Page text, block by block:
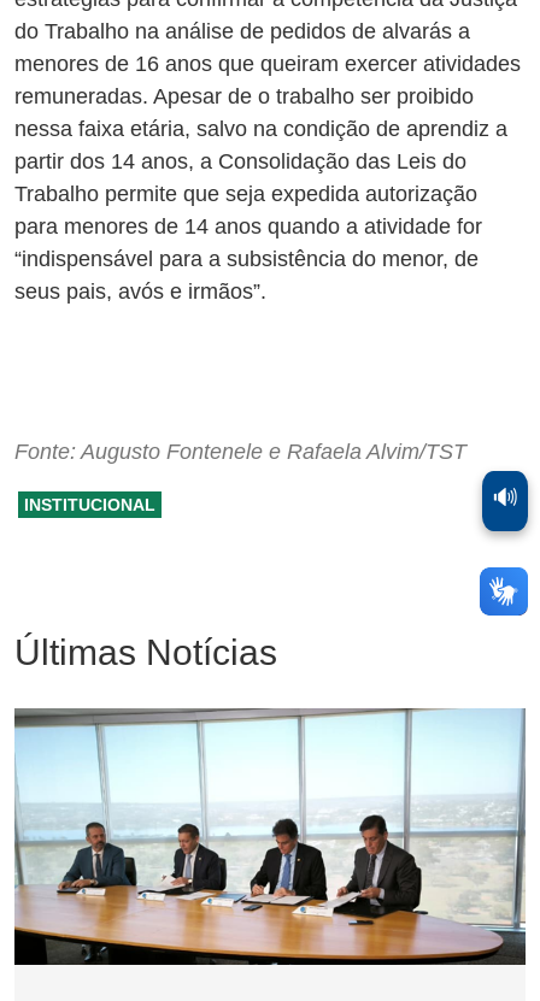
do Trabalho na análise de pedidos de alvarás a
menores de 16 anos que queiram exercer atividades
remuneradas. Apesar de o trabalho ser proibido
nessa faixa etária, salvo na condição de aprendiz a
partir dos 14 anos, a Consolidação das Leis do
Trabalho permite que seja expedida autorização
para menores de 14 anos quando a atividade for
“indispensável para a subsistência do menor, de
seus pais, avós e irmãos”.
Fonte: Augusto Fontenele e Rafaela Alvim/TST
INSTITUCIONAL
Últimas Notícias
🔊